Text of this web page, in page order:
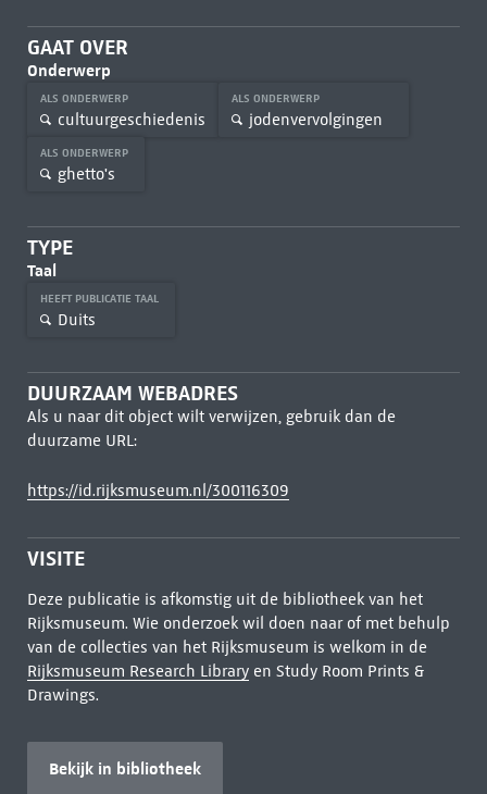
GAAT OVER
Onderwerp
ALS ONDERWERP
cultuurgeschiedenis
ALS ONDERWERP
jodenvervolgingen
ALS ONDERWERP
ghetto's
TYPE
Taal
HEEFT PUBLICATIE TAAL
Duits
DUURZAAM WEBADRES
Als u naar dit object wilt verwijzen, gebruik dan de
duurzame URL:
https://id.rijksmuseum.nl/300116309
VISITE
Deze publicatie is afkomstig uit de bibliotheek van het
Rijksmuseum. Wie onderzoek wil doen naar of met behulp
van de collecties van het Rijksmuseum is welkom in de
Rijksmuseum Research Libraryen Study Room Prints &
Drawings.
Bekijk in bibliotheek